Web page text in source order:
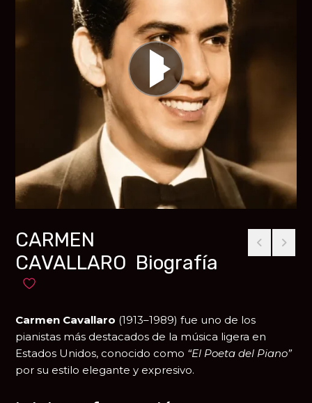
CARMEN
CAVALLARO Biografía
Añadir a favoritos
Carmen Cavallaro (1913–1989) fue uno de los
pianistas más destacados de la música ligera en
Estados Unidos, conocido como “El Poeta del Piano”
por su estilo elegante y expresivo.